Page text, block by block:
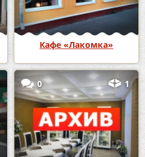
Кафе «Лакомка»
0 1